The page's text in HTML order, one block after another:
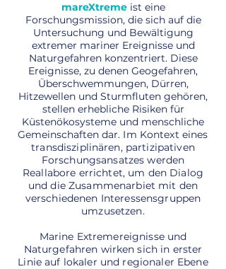
mareXtremeist eine
Forschungsmission, die sich auf die
Untersuchung und Bewältigung
extremer mariner Ereignisse und
Naturgefahren konzentriert. Diese
Ereignisse, zu denen Geogefahren,
Überschwemmungen, Dürren,
Hitzewellen und Sturmfluten gehören,
stellen erhebliche Risiken für
Küstenökosysteme und menschliche
Gemeinschaften dar. Im Kontext eines
transdisziplinären, partizipativen
Forschungsansatzes werden
Reallabore errichtet, um den Dialog
und die Zusammenarbiet mit den
verschiedenen Interessensgruppen
umzusetzen.
Marine Extremereignisse und
Naturgefahren wirken sich in erster
Linie auf lokaler und regionaler Ebene